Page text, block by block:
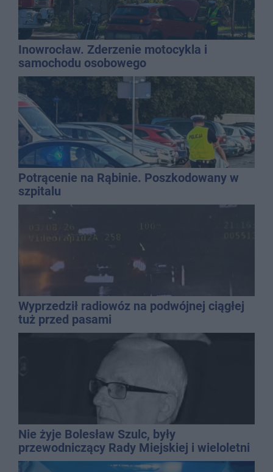
Inowrocław. Zderzenie motocykla i
samochodu osobowego
Potrącenie na Rąbinie. Poszkodowany w
szpitalu
Wyprzedził radiowóz na podwójnej ciągłej
tuż przed pasami
Nie żyje Bolesław Szulc, były
przewodniczący Rady Miejskiej i wieloletni
dyrektor SP 14